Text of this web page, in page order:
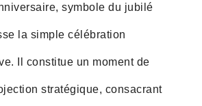
symbole du jubilé
la simple célébration
Il constitue un moment de
stratégique, consacrant